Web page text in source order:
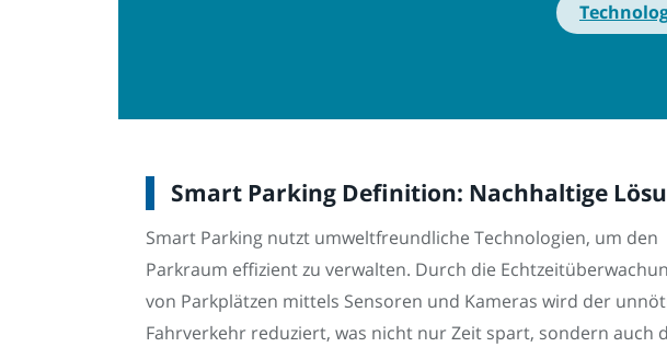
Smart Parking Definition: Nachhaltige
Smart Parking nutzt umweltfreundliche Technologien, um den
Parkraum effizient zu verwalten. Durch die
von Parkplätzen mittels Sensoren und Kameras wird der
Fahrverkehr reduziert, was nicht nur Zeit spart, sondern auch